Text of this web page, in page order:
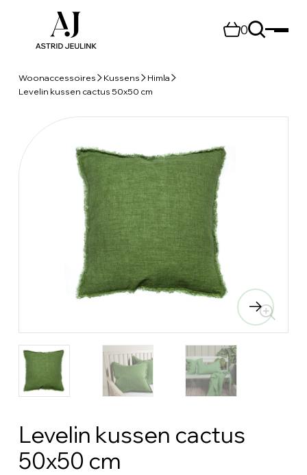
0
Woonaccessoires Kussens
Himla
Levelin kussen cactus 50x50 cm
Levelin kussen cactus
50x50 cm